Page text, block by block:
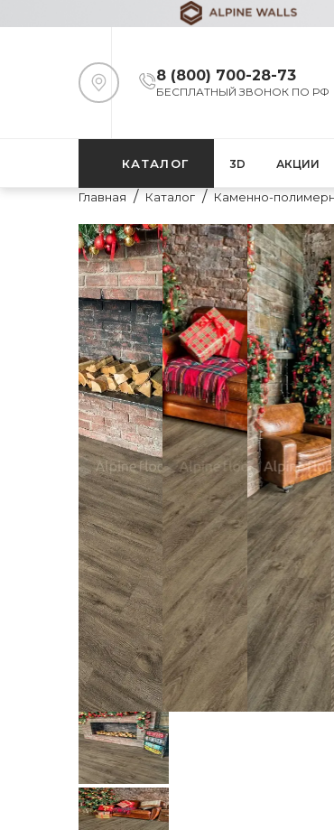
8 (800) 700-28-73
БЕСПЛАТНЫЙ ЗВОНОК ПО РФ
КАТАЛОГ 3D АКЦИИ
Главная Каталог Каменно-